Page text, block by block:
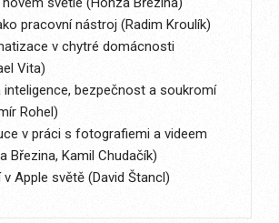
pracovní nástroj (Radim Kroulík)
v chytré domácnosti
Vita)
inteligence, bezpečnost a soukromí
Rohel)
v práci s fotografiemi a videem
Březina, Kamil Chudačík)
v Apple světě (David Štancl)